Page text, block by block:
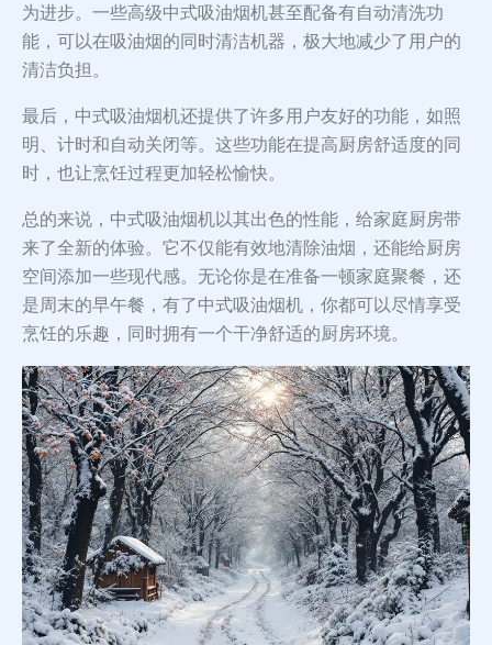
为进步。一些高级中式吸油烟机甚至配备有自动清洗功
能，可以在吸油烟的同时清洁机器，极大地减少了用户的
清洁负担。
最后，中式吸油烟机还提供了许多用户友好的功能，如照
明、计时和自动关闭等。这些功能在提高厨房舒适度的同
时，也让烹饪过程更加轻松愉快。
总的来说，中式吸油烟机以其出色的性能，给家庭厨房带
来了全新的体验。它不仅能有效地清除油烟，还能给厨房
空间添加一些现代感。无论你是在准备一顿家庭聚餐，还
是周末的早午餐，有了中式吸油烟机，你都可以尽情享受
烹饪的乐趣，同时拥有一个干净舒适的厨房环境。